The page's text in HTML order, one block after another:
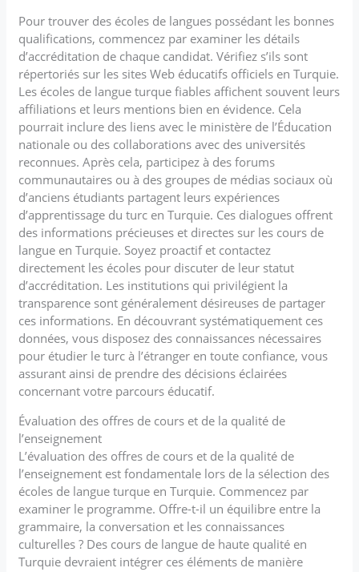
Pour trouver des écoles de langues possédant les bonnes
qualifications, commencez par examiner les détails
d’accréditation de chaque candidat. Vérifiez s’ils sont
répertoriés sur les sites Web éducatifs officiels en Turquie.
Les écoles de langue turque fiables affichent souvent leurs
affiliations et leurs mentions bien en évidence. Cela
pourrait inclure des liens avec le ministère de l’Éducation
nationale ou des collaborations avec des universités
reconnues. Après cela, participez à des forums
communautaires ou à des groupes de médias sociaux où
d’anciens étudiants partagent leurs expériences
d’apprentissage du turc en Turquie. Ces dialogues offrent
des informations précieuses et directes sur les cours de
langue en Turquie. Soyez proactif et contactez
directement les écoles pour discuter de leur statut
d’accréditation. Les institutions qui privilégient la
transparence sont généralement désireuses de partager
ces informations. En découvrant systématiquement ces
données, vous disposez des connaissances nécessaires
pour étudier le turc à l’étranger en toute confiance, vous
assurant ainsi de prendre des décisions éclairées
concernant votre parcours éducatif.
Évaluation des offres de cours et de la qualité de
l’enseignement
L’évaluation des offres de cours et de la qualité de
l’enseignement est fondamentale lors de la sélection des
écoles de langue turque en Turquie. Commencez par
examiner le programme. Offre-t-il un équilibre entre la
grammaire, la conversation et les connaissances
culturelles ? Des cours de langue de haute qualité en
Turquie devraient intégrer ces éléments de manière